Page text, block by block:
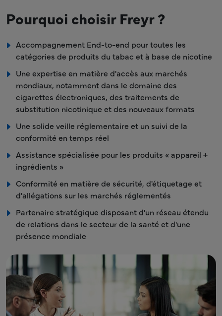
Pourquoi choisir Freyr ?
Accompagnement End-to-end pour toutes les
catégories de produits du tabac et à base de nicotine
Une expertise en matière d'accès aux marchés
mondiaux, notamment dans le domaine des
cigarettes électroniques, des traitements de
substitution nicotinique et des nouveaux formats
Une solide veille réglementaire et un suivi de la
conformité en temps réel
Assistance spécialisée pour les produits « appareil +
ingrédients »
Conformité en matière de sécurité, d'étiquetage et
d'allégations sur les marchés réglementés
Partenaire stratégique disposant d'un réseau étendu
de relations dans le secteur de la santé et d'une
présence mondiale